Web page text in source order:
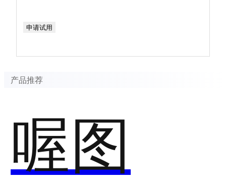
申请试用
产品推荐
喔图